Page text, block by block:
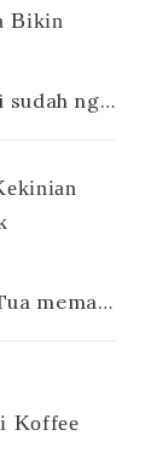
Bikin
Menu sate pasti sudah nggak asing lagi buat orang Indonesia. Apalagi jenisnya sangat beragam, ada sate ayam, sate sapi, sate kambing, sate ...
Kawasan Kota Tua memang terdapat banyak sekali museum. Ada museum Mandiri, museum Bank Indonesia, museum Fatahillah yang iconic, museum way...
Koffee